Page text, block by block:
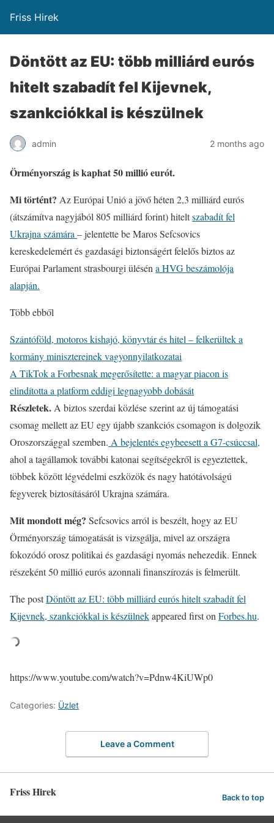
Friss Hirek
Döntött az EU: több milliárd eurós
hitelt szabadít fel Kijevnek,
szankciókkal is készülnek
admin 2 months ago
Örményország is kaphat 50 millió eurót.
Mi történt? Az Európai Unió a jövő héten 2,3 milliárd eurós
(átszámítva nagyjából 805 milliárd forint) hiteltszabadít fel
Ukrajna számára – jelentette be Maros Sefcsovics
kereskedelemért és gazdasági biztonságért felelős biztos az
Európai Parlament strasbourgi ülésén a HVG beszámolója
alapján.
Több ebből
Szántóföld, motoros kishajó, könyvtár és hitel – felkerültek a
kormány minisztereinek vagyonnyilatkozatai
A TikTok a Forbesnak megerősítette: a magyar piacon is
elindította a platform eddigi legnagyobb dobását
Részletek. A biztos szerdai közlése szerint az új támogatási
csomag mellett az EU egy újabb szankciós csomagon is dolgozik
Oroszországgal szemben. A bejelentés egybeesett a G7-csúccsal,
ahol a tagállamok további katonai segítségekről is egyeztettek,
többek között légvédelmi eszközök és nagy hatótávolságú
fegyverek biztosításáról Ukrajna számára.
Mit mondott még? Sefcsovics arról is beszélt, hogy az EU
Örményország támogatását is vizsgálja, mivel az országra
fokozódó orosz politikai és gazdasági nyomás nehezedik. Ennek
részeként 50 millió eurós azonnali finanszírozás is felmerült.
The postDöntött az EU: több milliárd eurós hitelt szabadít fel
Kijevnek, szankciókkal is készülnekappeared first on Forbes.hu.
https://www.youtube.com/watch?v=Pdnw4KiUWp0
Categories: Üzlet
Leave a Comment
Friss Hirek Back to top